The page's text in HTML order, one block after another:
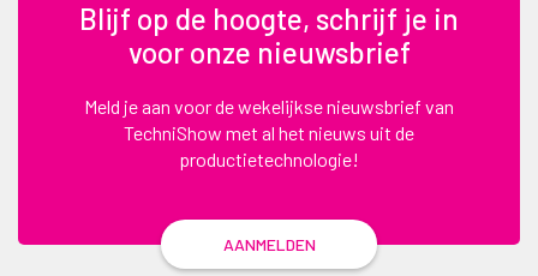
Blijf op de hoogte, schrijf je in
voor onze nieuwsbrief
Meld je aan voor de wekelijkse nieuwsbrief van
TechniShow met al het nieuws uit de
productietechnologie!
AANMELDEN